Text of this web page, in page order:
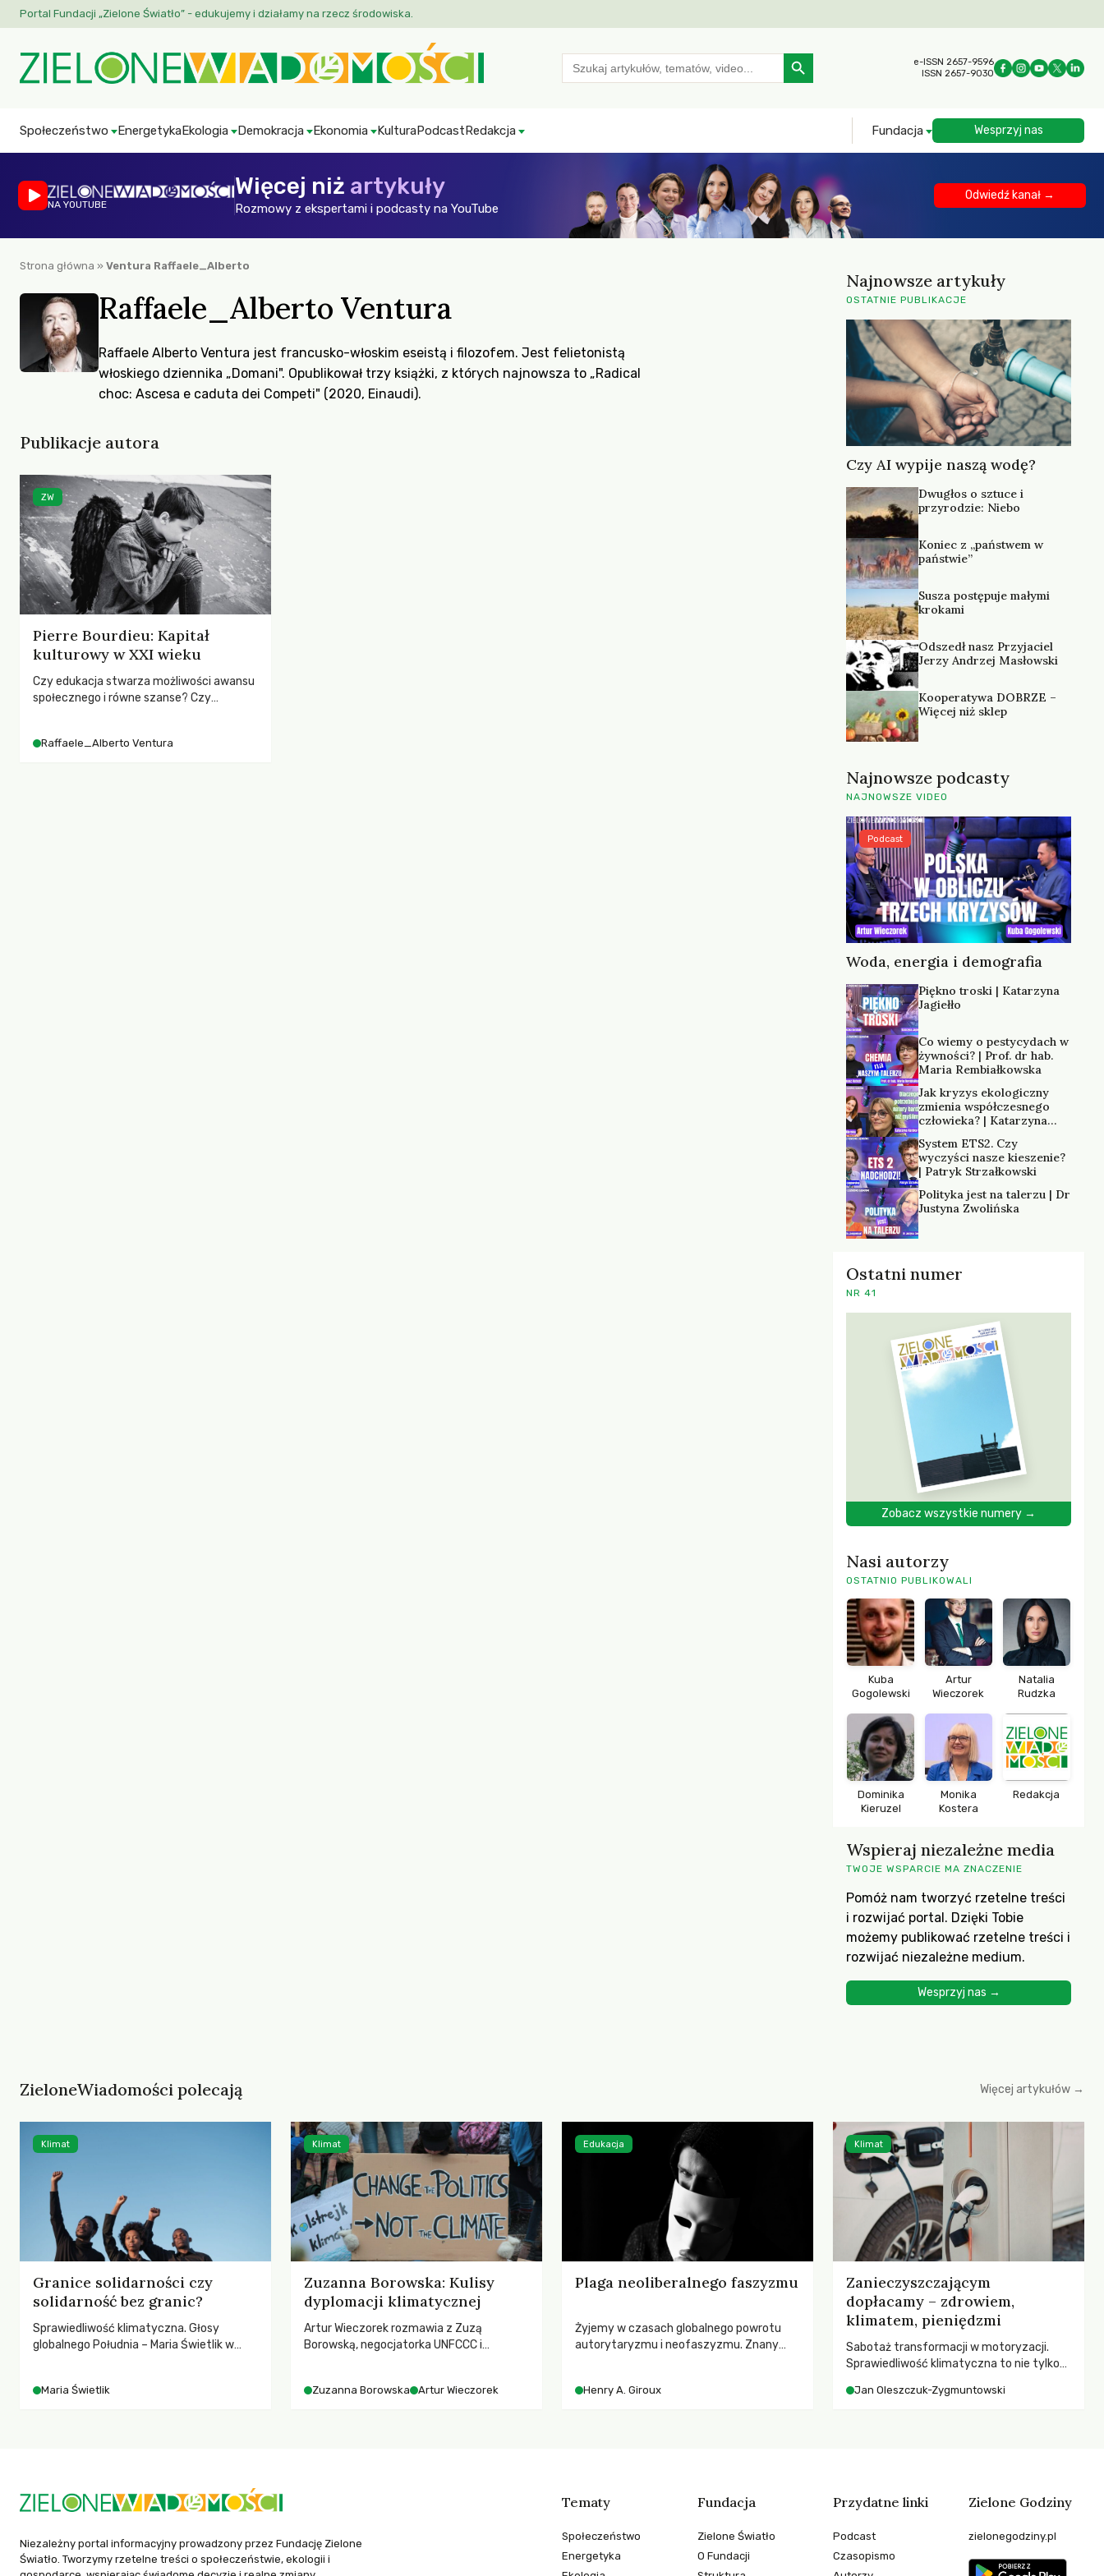
Portal Fundacji „Zielone Światło” - edukujemy i działamy na rzecz środowiska.
Search
for:
Search Button
e-ISSN 2657-9596
ISSN 2657-9030
Społeczeństwo EnergetykaEkologia Demokracja Ekonomia KulturaPodcastRedakcja Fundacja Wesprzyj nas
NA YOUTUBE
Więcej niż artykuły
Rozmowy z ekspertami i podcasty na YouTube
Odwiedź kanał →
Strona główna » Ventura Raffaele_Alberto
Raffaele_Alberto Ventura
Raffaele Alberto Ventura jest francusko-włoskim eseistą i filozofem. Jest felietonistą
włoskiego dziennika „Domani". Opublikował trzy książki, z których najnowsza to „Radical
choc: Ascesa e caduta dei Competi" (2020, Einaudi).
Publikacje autora
Pierre Bourdieu: Kapitał
kulturowy w XXI wieku
Czy edukacja stwarza możliwości awansu
społecznego i równe szanse? Czy
Raffaele_Alberto Ventura
ZW
Najnowsze artykuły
OSTATNIE PUBLIKACJE
Czy AI wypije naszą wodę?
Dwugłos o sztuce i
przyrodzie: Niebo
Koniec z „państwem w
państwie”
Susza postępuje małymi
krokami
Odszedł nasz Przyjaciel
Jerzy Andrzej Masłowski
Kooperatywa DOBRZE –
Więcej niż sklep
Najnowsze podcasty
NAJNOWSZE VIDEO
Woda, energia i demografia
Podcast
Piękno troski | Katarzyna
Jagiełło
Co wiemy o pestycydach w
żywności? | Prof. dr hab.
Maria Rembiałkowska
Jak kryzys ekologiczny
zmienia współczesnego
człowieka? | Katarzyna
System ETS2. Czy
wyczyści nasze kieszenie?
| Patryk Strzałkowski
Polityka jest na talerzu | Dr
Justyna Zwolińska
Ostatni numer
NR 41
Zobacz wszystkie numery →
Nasi autorzy
OSTATNIO PUBLIKOWALI
Kuba
Gogolewski
Artur
Wieczorek
Natalia
Rudzka
Dominika
Kieruzel
Monika
Kostera
Redakcja
Wspieraj niezależne media
TWOJE WSPARCIE MA ZNACZENIE
Pomóż nam tworzyć rzetelne treści
i rozwijać portal. Dzięki Tobie
możemy publikować rzetelne treści i
rozwijać niezależne medium.
Wesprzyj nas →
ZieloneWiadomości polecają Więcej artykułów →
Granice solidarności czy
solidarność bez granic?
Sprawiedliwość klimatyczna. Głosy
globalnego Południa – Maria Świetlik w
Maria Świetlik
Klimat
Zuzanna Borowska: Kulisy
dyplomacji klimatycznej
Artur Wieczorek rozmawia z Zuzą
Borowską, negocjatorka UNFCCC i
ruchach klimatycznych
Zuzanna Borowska Artur Wieczorek
Klimat
Plaga neoliberalnego faszyzmu
Żyjemy w czasach globalnego powrotu
autorytaryzmu i neofaszyzmu. Znany
społeczeństwo. Czy współczesne
Henry A. Giroux
Edukacja
Zanieczyszczającym
dopłacamy – zdrowiem,
klimatem, pieniędzmi
Sabotaż transformacji w motoryzacji.
Sprawiedliwość klimatyczna to nie tylko
ponosi konsekwencje globalnego
Jan Oleszczuk-Zygmuntowski
Klimat
Niezależny portal informacyjny prowadzony przez Fundację Zielone
Światło. Tworzymy rzetelne treści o społeczeństwie, ekologii i
Tematy
Społeczeństwo
Energetyka
Fundacja
Zielone Światło
O Fundacji
Przydatne linki
Podcast
Czasopismo
Zielone Godziny
zielonegodziny.pl